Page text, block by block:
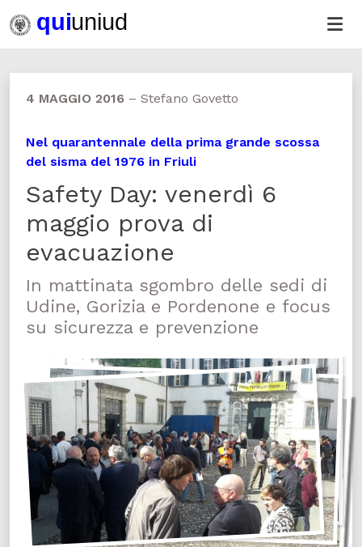
4 MAGGIO 2016 – Stefano Govetto
Nel quarantennale della prima grande scossa
del sisma del 1976 in Friuli
Safety Day: venerdì 6
maggio prova di
evacuazione
In mattinata sgombro delle sedi di
Udine, Gorizia e Pordenone e focus
su sicurezza e prevenzione